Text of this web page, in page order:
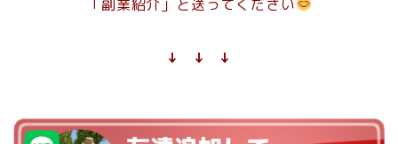
「副業紹介」と送ってください
↓ ↓ ↓